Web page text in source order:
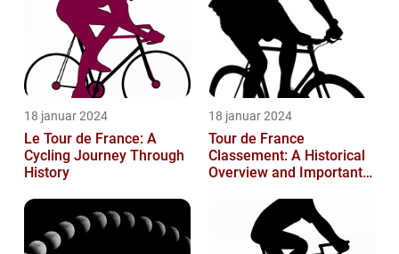
18 januar 2024
Le Tour de France: A
Cycling Journey Through
History
18 januar 2024
Tour de France
Classement: A Historical
Overview and Important